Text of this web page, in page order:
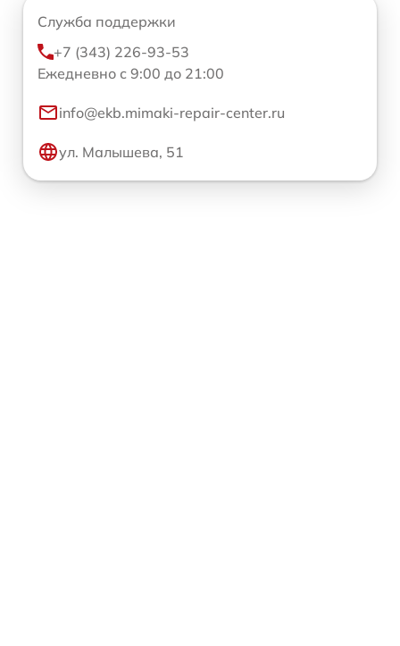
Служба поддержки
+7 (343) 226-93-53
Ежедневно с 9:00 до 21:00
info@ekb.mimaki-repair-center.ru
ул. Малышева, 51